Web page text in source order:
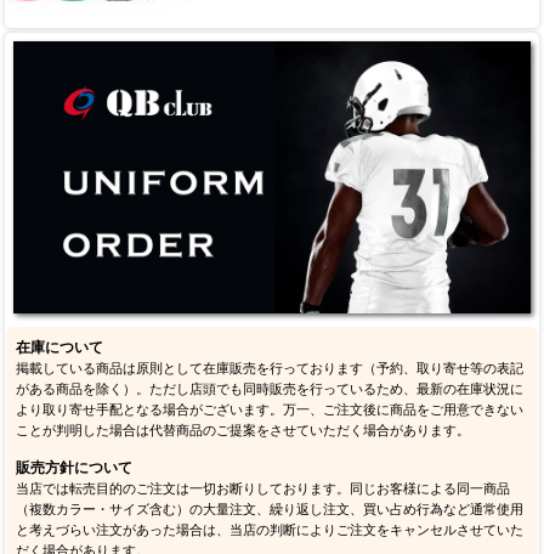
在庫について
掲載している商品は原則として在庫販売を行っております（予約、取り寄せ等の表記
がある商品を除く）。ただし店頭でも同時販売を行っているため、最新の在庫状況に
より取り寄せ手配となる場合がございます。万一、ご注文後に商品をご用意できない
ことが判明した場合は代替商品のご提案をさせていただく場合があります。
販売方針について
当店では転売目的のご注文は一切お断りしております。同じお客様による同一商品
（複数カラー・サイズ含む）の大量注文、繰り返し注文、買い占め行為など通常使用
と考えづらい注文があった場合は、当店の判断によりご注文をキャンセルさせていた
だく場合があります。